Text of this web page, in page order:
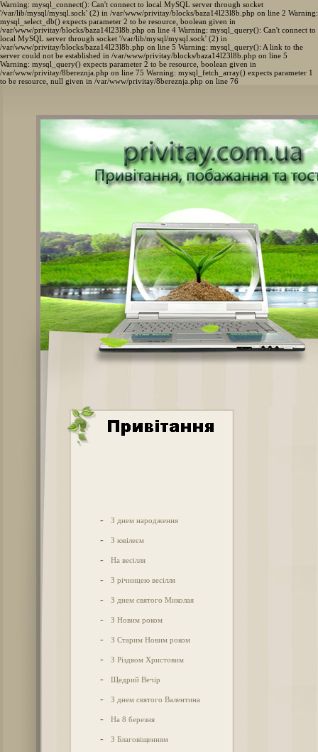
Warning: mysql_connect(): Can't connect to local MySQL server through socket
'/var/lib/mysql/mysql.sock' (2) in /var/www/privitay/blocks/baza14l23l8b.php on line 2 Warning:
mysql_select_db() expects parameter 2 to be resource, boolean given in
/var/www/privitay/blocks/baza14l23l8b.php on line 4 Warning: mysql_query(): Can't connect to
local MySQL server through socket '/var/lib/mysql/mysql.sock' (2) in
/var/www/privitay/blocks/baza14l23l8b.php on line 5 Warning: mysql_query(): A link to the
server could not be established in /var/www/privitay/blocks/baza14l23l8b.php on line 5
Warning: mysql_query() expects parameter 2 to be resource, boolean given in
/var/www/privitay/8bereznja.php on line 75 Warning: mysql_fetch_array() expects parameter 1
to be resource, null given in /var/www/privitay/8bereznja.php on line 76
- З днем народження
- З ювілеєм
- На весілля
- З річницею весілля
- З днем святого Миколая
- З Новим роком
- З Старим Новим роком
- З Різдвом Христовим
- Щедрий Вечір
- З днем святого Валентина
- На 8 березня
- З Благовіщенням